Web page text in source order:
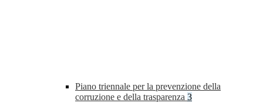
Piano triennale per la prevenzione della
corruzione e della trasparenza 3